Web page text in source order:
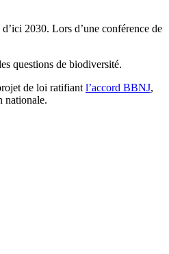
2030. Lors d’une conférence de
questions de biodiversité.
de loi ratifiant l’accord BBNJ,
nationale.